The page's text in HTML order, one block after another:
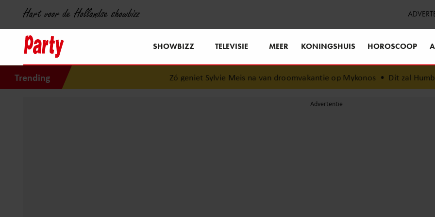
Hart voor de Hollandse showbizz
SHOWBIZZ TELEVISIE MEER KONINGSHUIS HOROSCOOP
Trending Zó geniet Sylvie Meis na van droomvakantie op Mykonos• Dit zal